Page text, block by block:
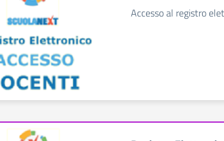
Accesso al registro